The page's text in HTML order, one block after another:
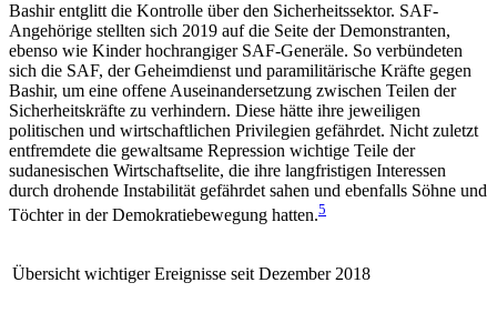
Bashir entglitt die Kontrolle über den Sicherheitssektor. SAF-
Angehörige stellten sich 2019 auf die Seite der Demonstranten,
ebenso wie Kinder hoch­rangiger SAF-Generäle. So verbündeten
sich die SAF, der Geheim­dienst und paramilitärische Kräfte gegen
Bashir, um eine offene Auseinandersetzung zwischen Teilen der
Sicherheitskräfte zu verhindern. Diese hätte ihre jeweiligen
politischen und wirtschaftlichen Privilegien gefährdet. Nicht zuletzt
ent­fremdete die gewaltsame Repression wichtige Teile der
sudanesischen Wirtschaftselite, die ihre lang­fristigen Interessen
durch drohende Instabilität gefähr­det sahen und ebenfalls Söhne und
Töchter in der Demokratiebewegung hatten.5
Übersicht wichtiger Ereignisse seit Dezember 2018